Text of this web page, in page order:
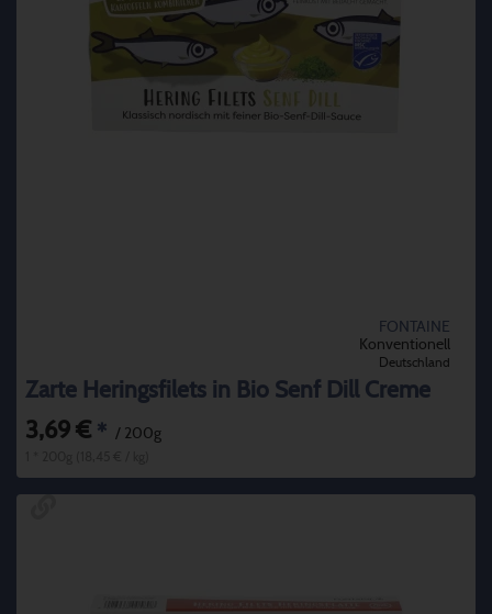
FONTAINE
Konventionell
Deutschland
Zarte Heringsfilets in Bio Senf Dill Creme
3,69 € * / 200g